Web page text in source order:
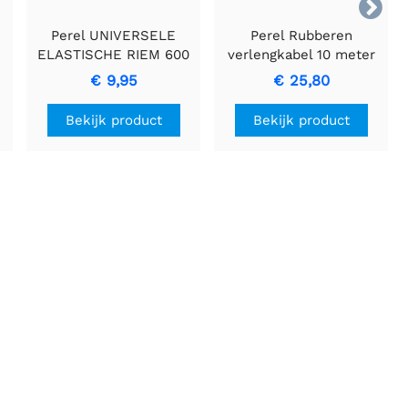

Perel UNIVERSELE
ELASTISCHE RIEM 600
x 20 mm
€ 9,95
Bekijk product
Perel Rubberen
verlengkabel 10 meter
met 3G1.5 geleiders
€ 25,80
Bekijk product